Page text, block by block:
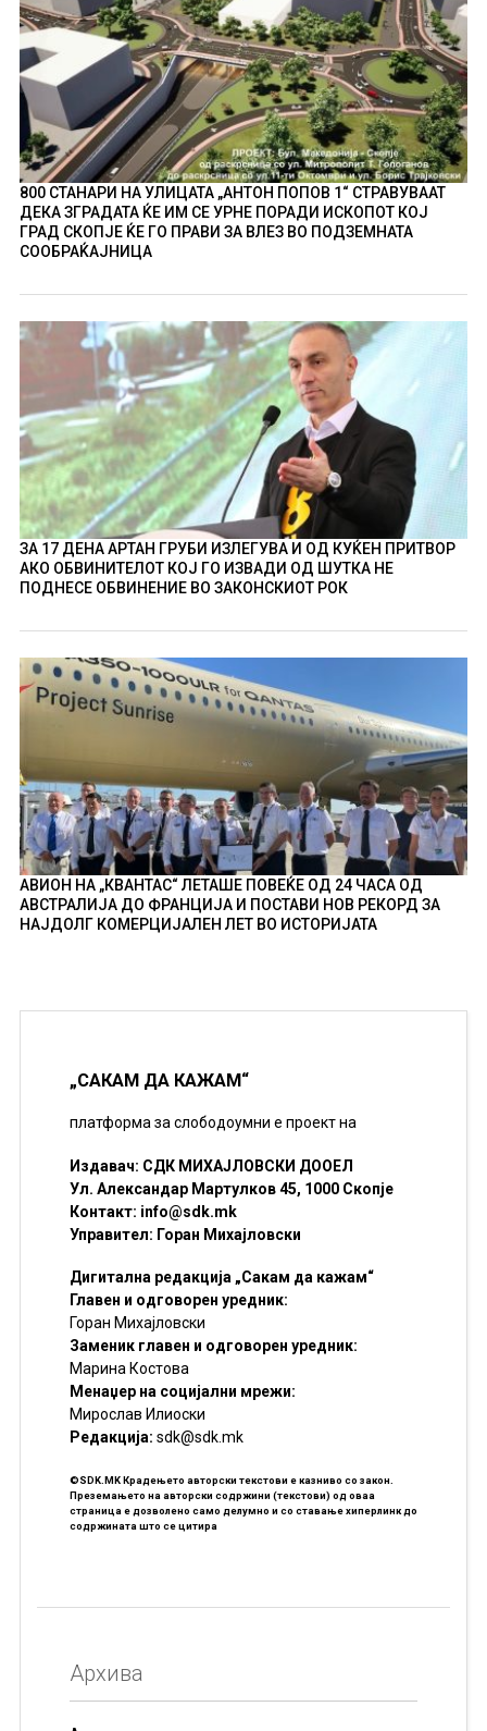
800 СТАНАРИ НА УЛИЦАТА „АНТОН ПОПОВ 1“ СТРАВУВААТ
ДЕКА ЗГРАДАТА ЌЕ ИМ СЕ УРНЕ ПОРАДИ ИСКОПОТ КОЈ
ГРАД СКОПЈЕ ЌЕ ГО ПРАВИ ЗА ВЛЕЗ ВО ПОДЗЕМНАТА
СООБРАЌАЈНИЦА
ЗА 17 ДЕНА АРТАН ГРУБИ ИЗЛЕГУВА И ОД КУЌЕН ПРИТВОР
АКО ОБВИНИТЕЛОТ КОЈ ГО ИЗВАДИ ОД ШУТКА НЕ
ПОДНЕСЕ ОБВИНЕНИЕ ВО ЗАКОНСКИОТ РОК
АВИОН НА „КВАНТАС“ ЛЕТАШЕ ПОВЕЌЕ ОД 24 ЧАСА ОД
АВСТРАЛИЈА ДО ФРАНЦИЈА И ПОСТАВИ НОВ РЕКОРД ЗА
НАЈДОЛГ КОМЕРЦИЈАЛЕН ЛЕТ ВО ИСТОРИЈАТА
„САКАМ ДА КАЖАМ“
платформа за слободоумни е проект на
Издавач: СДК МИХАЈЛОВСКИ ДООЕЛ
Ул. Александар Мартулков 45, 1000 Скопје
Контакт: info@sdk.mk
Управител: Горан Михајловски
Дигитална редакција „Сакам да кажам“
Главен и одговорен уредник:
Горан Михајловски
Заменик главен и одговорен уредник:
Марина Костова
Менаџер на социјални мрежи:
Мирослав Илиоски
Редакцијa: sdk@sdk.mk
©SDK.MK Крадењето авторски текстови е казниво со закон.
Преземањето на авторски содржини (текстови) од оваа
страница е дозволено само делумно и со ставање хиперлинк до
содржината што се цитира
Архива